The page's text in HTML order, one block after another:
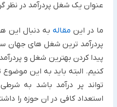
عنوان یک شغل پردرآمد در نظر
ما در این مقاله به دنبال این
پیدا کردن بهترین شغل و
کنیم. البته باید به این
تواند پر درآمد باشد به
استعداد کافی در ان حوزه را